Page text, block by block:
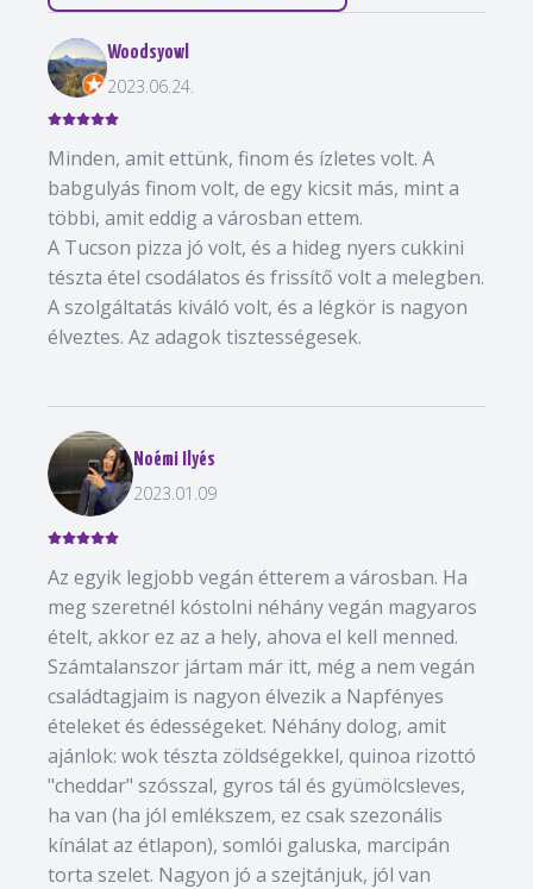
Woodsyowl
2023.06.24.
Minden, amit ettünk, finom és ízletes volt. A
babgulyás finom volt, de egy kicsit más, mint a
többi, amit eddig a városban ettem.
A Tucson pizza jó volt, és a hideg nyers cukkini
tészta étel csodálatos és frissítő volt a melegben.
A szolgáltatás kiváló volt, és a légkör is nagyon
élveztes. Az adagok tisztességesek.
Noémi Ilyés
2023.01.09
Az egyik legjobb vegán étterem a városban. Ha
meg szeretnél kóstolni néhány vegán magyaros
ételt, akkor ez az a hely, ahova el kell menned.
Számtalanszor jártam már itt, még a nem vegán
családtagjaim is nagyon élvezik a Napfényes
ételeket és édességeket. Néhány dolog, amit
ajánlok: wok tészta zöldségekkel, quinoa rizottó
"cheddar" szósszal, gyros tál és gyümölcsleves,
ha van (ha jól emlékszem, ez csak szezonális
kínálat az étlapon), somlói galuska, marcipán
torta szelet. Nagyon jó a szejtánjuk, jól van